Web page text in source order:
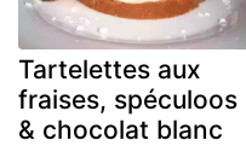
Tartelettes aux
fraises, spéculoos
& chocolat blanc